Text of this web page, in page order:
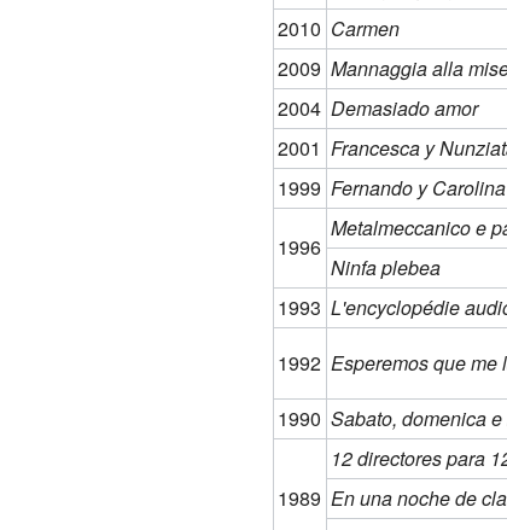
2010 Carmen
2009 Mannaggia alla
2004 Demasiado amor
2001 Francesca y
1999 Fernando y Carolina
1996
Metalmeccanico e
Ninfa plebea
1993 L'encyclopédie
1992 Esperemos que me
1990 Sabato, domenica
1989
12 directores para
En una noche de